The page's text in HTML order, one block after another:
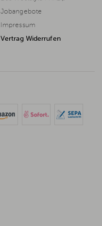
Jobangebote
Impressum
Vertrag Widerrufen